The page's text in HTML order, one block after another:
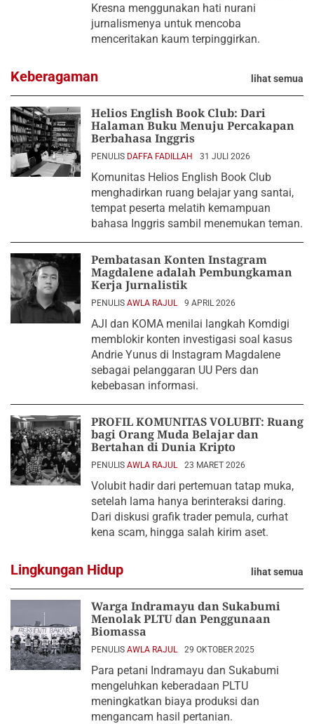
Kresna menggunakan hati nurani
jurnalismenya untuk mencoba
menceritakan kaum terpinggirkan.
Keberagaman lihat semua
Helios English Book Club: Dari
Halaman Buku Menuju Percakapan
Berbahasa Inggris
PENULIS DAFFA FADILLAH 31 JULI 2026
Komunitas Helios English Book Club
menghadirkan ruang belajar yang santai,
tempat peserta melatih kemampuan
bahasa Inggris sambil menemukan teman.
Pembatasan Konten Instagram
Magdalene adalah Pembungkaman
Kerja Jurnalistik
PENULIS AWLA RAJUL 9 APRIL 2026
AJI dan KOMA menilai langkah Komdigi
memblokir konten investigasi soal kasus
Andrie Yunus di Instagram Magdalene
sebagai pelanggaran UU Pers dan
kebebasan informasi.
PROFIL KOMUNITAS VOLUBIT: Ruang
bagi Orang Muda Belajar dan
Bertahan di Dunia Kripto
PENULIS AWLA RAJUL 23 MARET 2026
Volubit hadir dari pertemuan tatap muka,
setelah lama hanya berinteraksi daring.
Dari diskusi grafik trader pemula, curhat
kena scam, hingga salah kirim aset.
Lingkungan Hidup lihat semua
Warga Indramayu dan Sukabumi
Menolak PLTU dan Penggunaan
Biomassa
PENULIS AWLA RAJUL 29 OKTOBER 2025
Para petani Indramayu dan Sukabumi
mengeluhkan keberadaan PLTU
meningkatkan biaya produksi dan
mengancam hasil pertanian.